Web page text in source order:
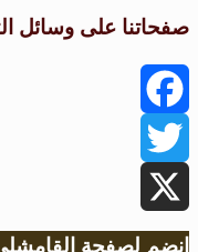
صفحاتنا على وسائل
Facebook
Twitter
X
انضم لصفحة